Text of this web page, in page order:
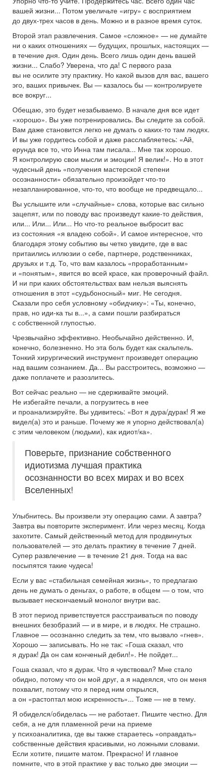
вашей жизни... Потом увеличьте «игру» с восприятием
до двух-трех часов в день. Можно и в разное время суток.
Второй этап развлечения. Самое «сложное» — не думайте
ни о каких отношениях — будущих, прошлых, настоящих —
в течение дня. Один день. Всего лишь один день вашей
жизни... Слабо? Уверена, что да! С первого раза
вы не осилите эту практику. Но какой вызов для вас, вашего
эго, ваших привычек. Вы — казалось бы — контролируете
все вокруг...
Обещаю, это будет незабываемо. В начале дня все идет
«хорошо». Вы уже потренировались. Вы следите за собой.
Вам даже становится легко не думать о каких-то там людях.
И вы уже гордитесь собой и даже расслабляетесь: «Ай,
ерунда все то, что Инна там писала... Мне так хорошо.
Я контролирую свои мысли и эмоции! Я велик!». Но в этот
чудесный день «получения мастерской степени
осознанности» обязательно произойдет что-то
незапланированное, что-то, что вообще не предвещало...
Вы услышите или «случайные» слова, которые вас сильно
зацепят, или по поводу вас произведут какие-то действия,
или... Или... Или... Но что-то реальное выбросит вас
из состояния «я владею собой». И самое интересное, что
благодаря этому событию вы четко увидите, где в вас
притаились иллюзии о себе, партнере, родственниках,
друзьях и т.д. То, что вам казалось «проработанным»
и «понятым», явится во всей красе, как проверочный файл.
И ни при каких обстоятельствах вам нельзя выяснять
отношения в этот «судьбоносный» миг. Не сегодня.
Сказали про себя условному «обидчику»: «Ты, конечно,
прав, но иди-ка ты в...», а сами пошли разбираться
с собственной глупостью.
Чрезвычайно эффективно. Необычайно действенно. И,
конечно, болезненно. Но эта боль будет как скальпель.
Тонкий хирургический инструмент произведет операцию
над вашим сознанием. Да... Вы расстроитесь, возможно —
даже поплачете и разозлитесь.
Вот сейчас реально — не сдерживайте эмоций.
Не избегайте печали, а погрузитесь в нее
и проанализируйте. Вы удивитесь: «Вот я дура/дурак! Я же
видел(а) это и раньше. Почему же я упорно действовал(а)
с этим человеком (людьми), как идиот/ка».
Поверьте, признание собственного
идиотизма лучшая практика
осознанности во всех мирах и во всех
Вселенных!
Улыбнитесь. Вы произвели эту операцию сами. А завтра?
Завтра вы повторите эксперимент. Или через месяц. Когда
захотите. Самый действенный метод для продвинутых
пользователей — это делать практику в течение 7 дней.
Супер развлечение — в течение 21 дня. Тогда на вас
посыпятся такие чудеса!
Если у вас «стабильная семейная жизнь», то предлагаю
день не думать о деньгах, о работе, в общем — о том, что
вызывает нескончаемый монолог внутри вас.
В этот период приветствуется расстраиваться по поводу
внешних безобразий — и в мире, и в людях. Не страшно.
Главное — осознанно следить за тем, что вызвало «гнев».
Хорошо — записывать. Но не так: «Гоша сказал, что
я дурак! Да он сам конченый дебил!». Не пойдет...
Гоша сказал, что я дурак. Что я чувствовал? Мне стало
обидно, потому что он мой друг, а я надеялся, что он меня
похвалит, потому что я перед ним открылся,
а он «растоптал мою искренность»... Тоже — не в тему.
Я обиделся/обиделась — не работает. Пишите честно. Для
себя, а не для пламенной речи на приеме
у психоаналитика, где вы также стараетесь «оправдать»
собственные действия красивыми, но ложными словами.
Если хотите, пишите матом. Прекрасно! И главное
помните, что в этой практике у вас только две эмоции —